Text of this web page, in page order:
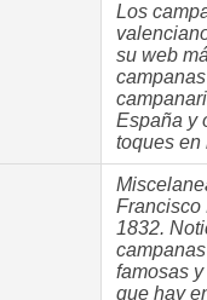
Los
su web
España y
toques en
Francisco
1832.
famosas
que hay